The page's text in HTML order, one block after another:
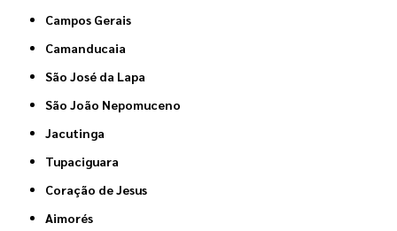
Campos Gerais
Camanducaia
São José da Lapa
São João Nepomuceno
Jacutinga
Tupaciguara
Coração de Jesus
Aimorés